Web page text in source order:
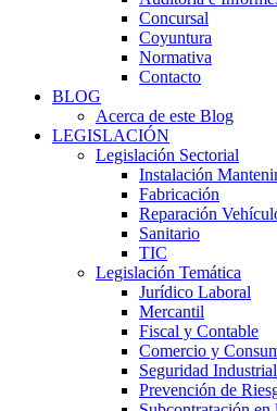
Concursal
Coyuntura
Normativa
Contacto
BLOG
Acerca de este Blog
LEGISLACIÓN
Legislación Sectorial
Instalación
Fabricación
Reparación
Sanitario
TIC
Legislación Temática
Jurídico Laboral
Mercantil
Fiscal y Contable
Comercio y
Seguridad Industrial
Prevención de